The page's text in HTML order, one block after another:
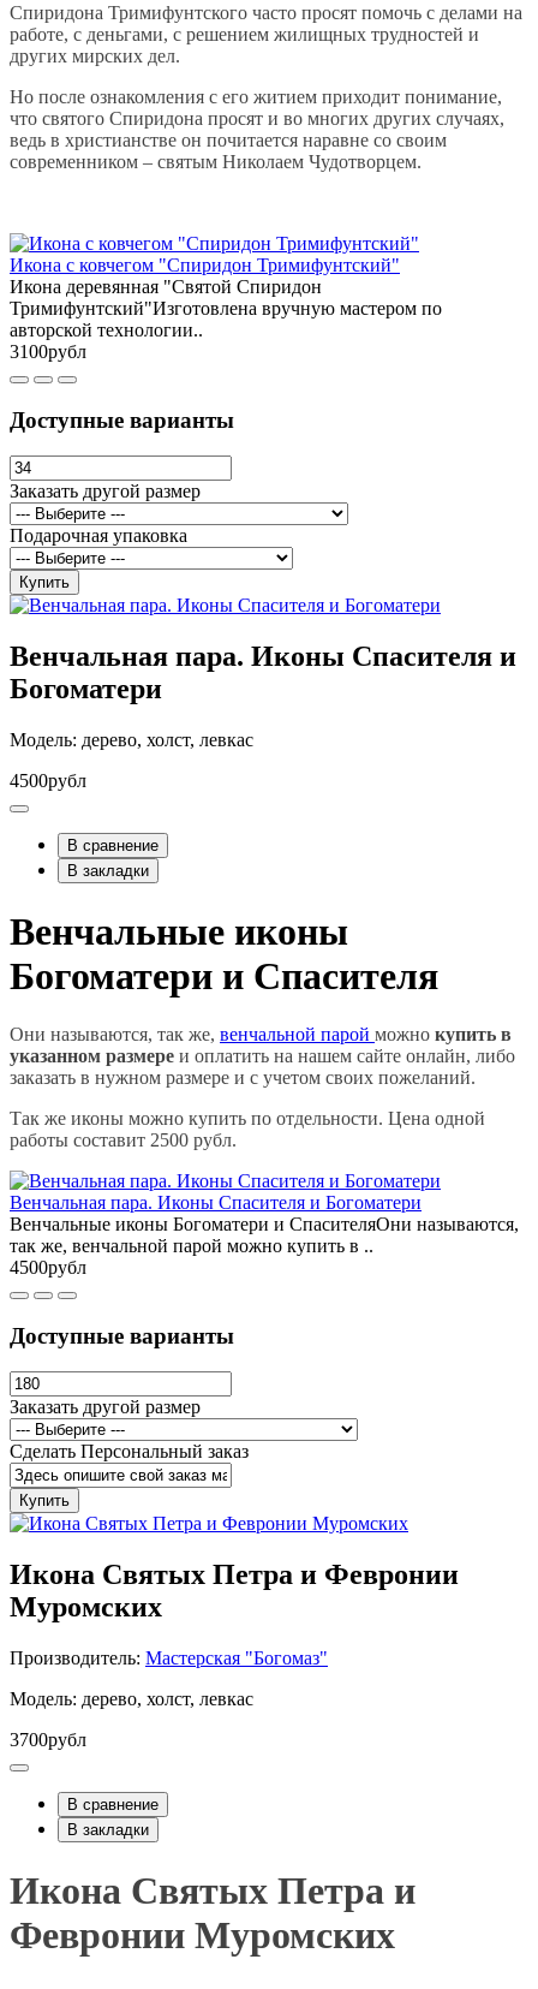
Спиридона Тримифунтского часто просят помочь с делами на
работе, с деньгами, с решением жилищных трудностей и
других мирских дел.
Но после ознакомления с его житием приходит понимание,
что святого Спиридона просят и во многих других случаях,
ведь в христианстве он почитается наравне со своим
современником – святым Николаем Чудотворцем.
Икона с ковчегом "Спиридон Тримифунтский"
Икона деревянная "Святой Спиридон
Тримифунтский"Изготовлена вручную мастером по
авторской технологии..
3100рубл
Доступные варианты
Заказать другой размер
Подарочная упаковка
Купить
Венчальная пара. Иконы Спасителя и
Богоматери
Модель: дерево, холст, левкас
4500рубл
В сравнение
В закладки
Венчальные иконы
Богоматери и Спасителя
Они называются, так же, венчальной парой можно купить в
указанном размере и оплатить на нашем сайте онлайн, либо
заказать в нужном размере и с учетом своих пожеланий.
Так же иконы можно купить по отдельности. Цена одной
работы составит 2500 рубл.
Венчальная пара. Иконы Спасителя и Богоматери
Венчальные иконы Богоматери и СпасителяОни называются,
так же, венчальной парой можно купить в ..
4500рубл
Доступные варианты
Заказать другой размер
Сделать Персональный заказ
Купить
Икона Святых Петра и Февронии
Муромских
Производитель: Мастерская "Богомаз"
Модель: дерево, холст, левкас
3700рубл
В сравнение
В закладки
Икона Святых Петра и
Февронии Муромских